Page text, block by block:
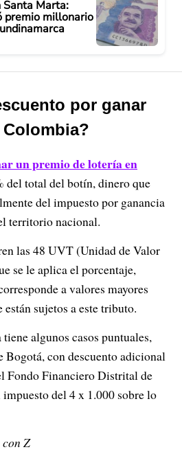
Santa Marta:
premio millonario
por ganar
un premio de lotería en
del total del botín, dinero que
del impuesto por ganancia
territorio nacional.
las 48 UVT (Unidad de Valor
se le aplica el porcentaje,
a valores mayores
sujetos a este tributo.
algunos casos puntuales,
Bogotá, con descuento adicional
Fondo Financiero Distrital de
impuesto del 4 x 1.000 sobre lo
Z